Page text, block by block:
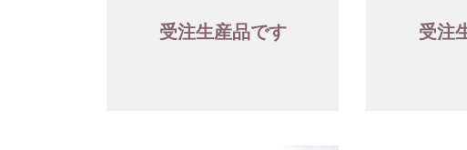
受注生産品です 受注